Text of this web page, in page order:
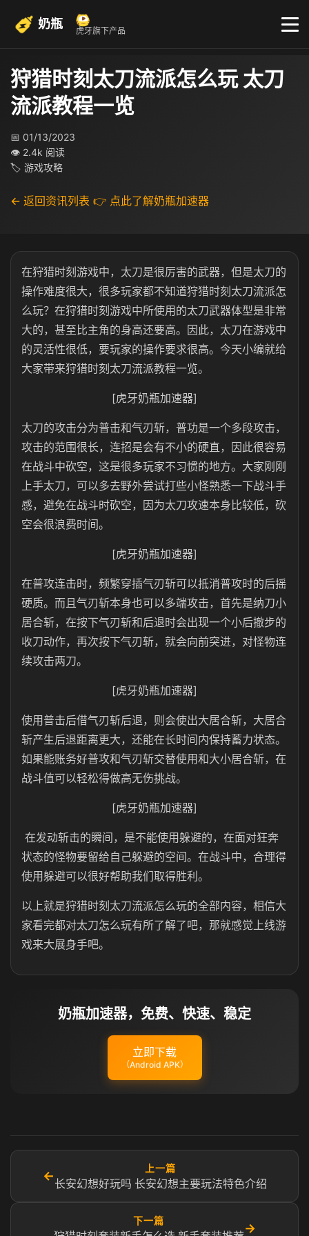
奶瓶 虎牙旗下产品
狩猎时刻太刀流派怎么玩 太刀
流派教程一览
📅 01/13/2023
👁 2.4k 阅读
🏷 游戏攻略
← 返回资讯列表 👉 点此了解奶瓶加速器
在狩猎时刻游戏中，太刀是很厉害的武器，但是太刀的
操作难度很大，很多玩家都不知道狩猎时刻太刀流派怎
么玩？在狩猎时刻游戏中所使用的太刀武器体型是非常
大的，甚至比主角的身高还要高。因此，太刀在游戏中
的灵活性很低，要玩家的操作要求很高。今天小编就给
大家带来狩猎时刻太刀流派教程一览。
[虎牙奶瓶加速器]
太刀的攻击分为普击和气刃斩，普功是一个多段攻击，
攻击的范围很长，连招是会有不小的硬直，因此很容易
在战斗中砍空，这是很多玩家不习惯的地方。大家刚刚
上手太刀，可以多去野外尝试打些小怪熟悉一下战斗手
感，避免在战斗时砍空，因为太刀攻速本身比较低，砍
空会很浪费时间。
[虎牙奶瓶加速器]
在普攻连击时，频繁穿插气刃斩可以抵消普攻时的后摇
硬质。而且气刃斩本身也可以多端攻击，首先是纳刀小
居合斩，在按下气刃斩和后退时会出现一个小后撤步的
收刀动作，再次按下气刃斩，就会向前突进，对怪物连
续攻击两刀。
[虎牙奶瓶加速器]
使用普击后借气刃斩后退，则会使出大居合斩，大居合
斩产生后退距离更大，还能在长时间内保持蓄力状态。
如果能账务好普攻和气刃斩交替使用和大小居合斩，在
战斗值可以轻松得做高无伤挑战。
[虎牙奶瓶加速器]
在发动斩击的瞬间，是不能使用躲避的，在面对狂奔
状态的怪物要留给自己躲避的空间。在战斗中，合理得
使用躲避可以很好帮助我们取得胜利。
以上就是狩猎时刻太刀流派怎么玩的全部内容，相信大
家看完都对太刀怎么玩有所了解了吧，那就感觉上线游
戏来大展身手吧。
奶瓶加速器，免费、快速、稳定
立即下载
（Android APK）
←
上一篇
长安幻想好玩吗 长安幻想主要玩法特色介绍
下一篇
→